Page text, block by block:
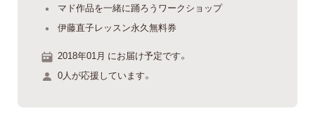
マド作品を一緒に踊ろうワークショップ
伊藤直子レッスン永久無料券
2018年01月 にお届け予定です。
0人が応援しています。